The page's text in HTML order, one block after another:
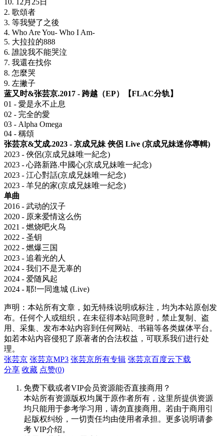
2. 歌頌者
3. 等我變了之後
4. Who Are You- Who I Am-
5. 大拉拉的888
6. 誰說我不能哭泣
7. 我還在找你
8. 怎麼哭
9. 左撇子
蓝又时&张芸京.2017 - 跨越（EP）【FLAC分轨】
01 - 愛是永不止息
02 - 完全的愛
03 - Alpha Omega
04 - 稱頌
张芸京&艾成.2023 - 京成兄妹 俠侶 Live (京成兄妹迷你專輯)
2023 - 俠侶(京成兄妹唯一紀念)
2023 - 心路新路.中國心(京成兄妹唯一紀念)
2023 - 江心對話(京成兄妹唯一紀念)
2023 - 羊兒的家(京成兄妹唯一紀念)
单曲
2016 - 武动的汉子
2020 - 原来爱情这么伤
2021 - 燃烧吧火鸟
2022 - 圣钥
2022 - 燃爆三国
2023 - 追着光的⼈
2024 - 我们不是无辜的
2024 - 爱随风起
2024 - 耶!一同進城 (Live)
声明：本站所有文章，如无特殊说明或标注，均为本站原创发
布。任何个人或组织，在未征得本站同意时，禁止复制、盗
用、采集、发布本站内容到任何网站、书籍等各类媒体平台。
如若本站内容侵犯了原著者的合法权益，可联系我们进行处
理。
张芸京 张芸京MP3 张芸京所有专辑 张芸京百度云下载
分享 收藏 点赞(0)
免费下载或者VIP会员资源能否直接商用？
本站所有资源版权均属于原作者所有，这里所提供资源
均只能用于参考学习用，请勿直接商用。若由于商用引
起版权纠纷，一切责任均由使用者承担。更多说明请参
考 VIP介绍。